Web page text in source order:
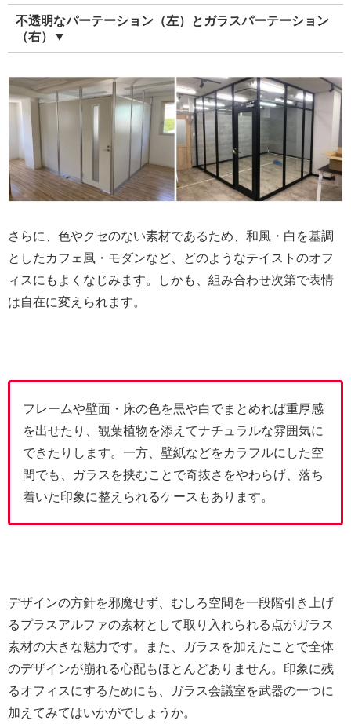
不透明なパーテーション（左）とガラスパーテーション
（右）▼
さらに、色やクセのない素材であるため、和風・白を基調
としたカフェ風・モダンなど、どのようなテイストのオフ
ィスにもよくなじみます。しかも、組み合わせ次第で表情
は自在に変えられます。
フレームや壁面・床の色を黒や白でまとめれば重厚感
を出せたり、観葉植物を添えてナチュラルな雰囲気に
できたりします。一方、壁紙などをカラフルにした空
間でも、ガラスを挟むことで奇抜さをやわらげ、落ち
着いた印象に整えられるケースもあります。
デザインの方針を邪魔せず、むしろ空間を一段階引き上げ
るプラスアルファの素材として取り入れられる点がガラス
素材の大きな魅力です。また、ガラスを加えたことで全体
のデザインが崩れる心配もほとんどありません。印象に残
るオフィスにするためにも、ガラス会議室を武器の一つに
加えてみてはいかがでしょうか。